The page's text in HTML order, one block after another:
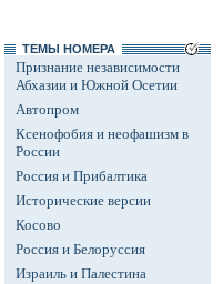
ТЕМЫ НОМЕРА
Признание независимости
Абхазии и Южной Осетии
Автопром
Ксенофобия и неофашизм в
России
Россия и Прибалтика
Исторические версии
Косово
Россия и Белоруссия
Израиль и Палестина